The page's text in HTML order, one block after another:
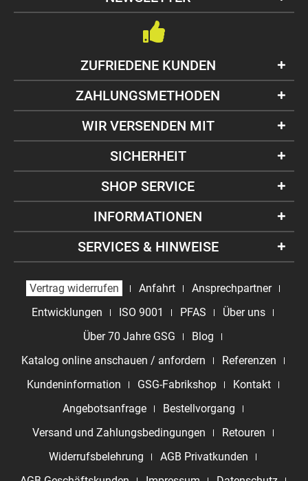
SHOP SERVICE
INFORMATIONEN
SERVICES & HINWEISE
ZUFRIEDENE KUNDEN
ZAHLUNGSMETHODEN
WIR VERSENDEN MIT
SICHERHEIT
Vertrag widerrufen Anfahrt
Ansprechpartner
Entwicklungen
ISO 9001 PFAS
Über uns
Über 70 Jahre GSG
Blog
Katalog online anschauen / anfordern
Referenzen
Kundeninformation
GSG-Fabrikshop
Kontakt
Angebotsanfrage
Bestellvorgang
Versand und Zahlungsbedingungen
Retouren
Widerrufsbelehrung
AGB Privatkunden